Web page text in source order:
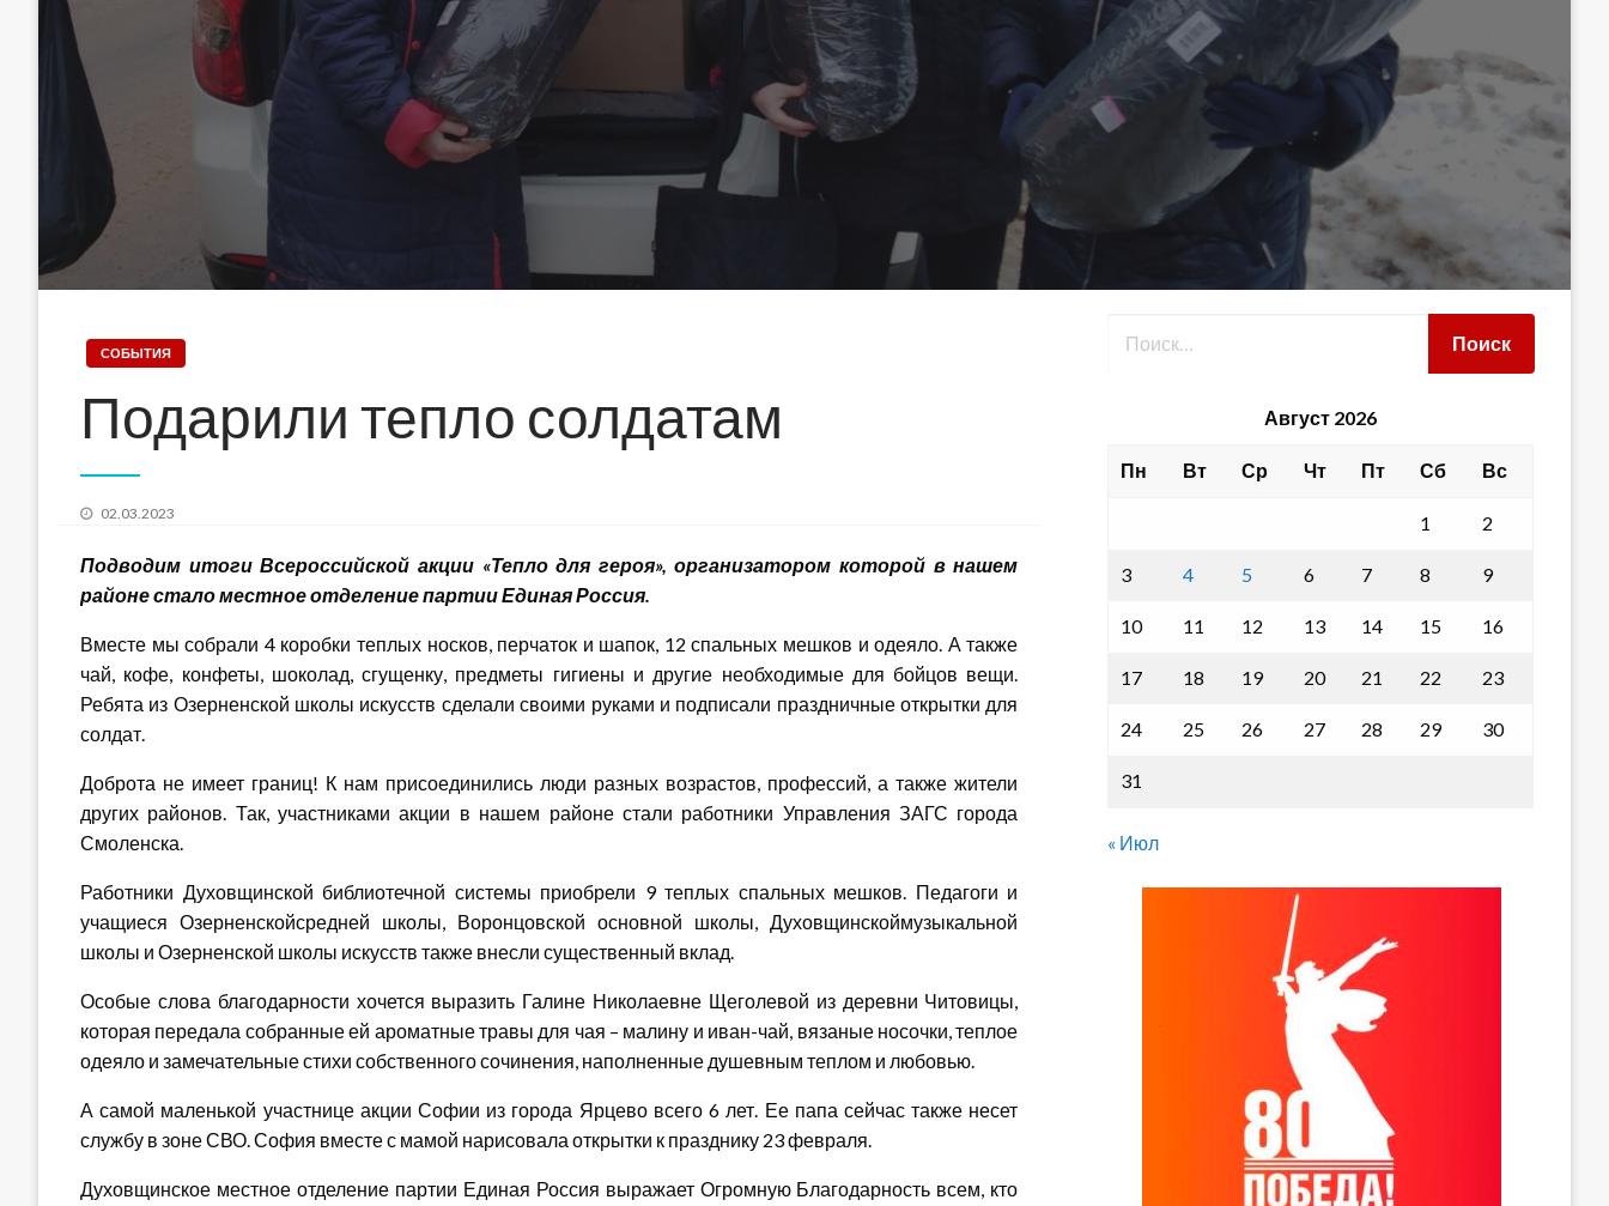
СОБЫТИЯ
Подарили тепло солдатам
Posted
02.03.2023
Подводим итоги Всероссийской акции «Тепло для героя», организатором которой в нашем
районе стало местное отделение партии Единая Россия.
Вместе мы собрали 4 коробки теплых носков, перчаток и шапок, 12 спальных мешков и одеяло. А также
чай, кофе, конфеты, шоколад, сгущенку, предметы гигиены и другие необходимые для бойцов вещи.
Ребята из Озерненской школы искусств сделали своими руками и подписали праздничные открытки для
солдат.
Доброта не имеет границ! К нам присоединились люди разных возрастов, профессий, а также жители
других районов. Так, участниками акции в нашем районе стали работники Управления ЗАГС города
Смоленска.
Работники Духовщинской библиотечной системы приобрели 9 теплых спальных мешков. Педагоги и
учащиеся Озерненскойсредней школы, Воронцовской основной школы, Духовщинскоймузыкальной
школы и Озерненской школы искусств также внесли существенный вклад.
Особые слова благодарности хочется выразить Галине Николаевне Щеголевой из деревни Читовицы,
которая передала собранные ей ароматные травы для чая – малину и иван-чай, вязаные носочки, теплое
одеяло и замечательные стихи собственного сочинения, наполненные душевным теплом и любовью.
А самой маленькой участнице акции Софии из города Ярцево всего 6 лет. Ее папа сейчас также несет
службу в зоне СВО. София вместе с мамой нарисовала открытки к празднику 23 февраля.
Духовщинское местное отделение партии Единая Россия выражает Огромную Благодарность всем, кто
Август 2026
Пн Вт Ср Чт Пт Сб Вс
1 2
3 4 5 6 7 8 9
10 11 12 13 14 15 16
17 18 19 20 21 22 23
24 25 26 27 28 29 30
31
« Июл